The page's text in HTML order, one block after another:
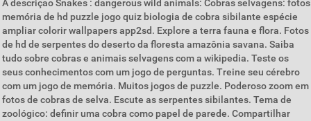
A descrição Snakes : dangerous wild animals: Cobras selvagens: fotos
memória de hd puzzle jogo quiz biologia de cobra sibilante espécie
ampliar colorir wallpapers app2sd. Explore a terra fauna e flora. Fotos
de hd de serpentes do deserto da floresta amazônia savana. Saiba
tudo sobre cobras e animais selvagens com a wikipedia. Teste os
seus conhecimentos com um jogo de perguntas. Treine seu cérebro
com um jogo de memória. Muitos jogos de puzzle. Poderoso zoom em
fotos de cobras de selva. Escute as serpentes sibilantes. Tema de
zoológico: definir uma cobra como papel de parede. Compartilhar